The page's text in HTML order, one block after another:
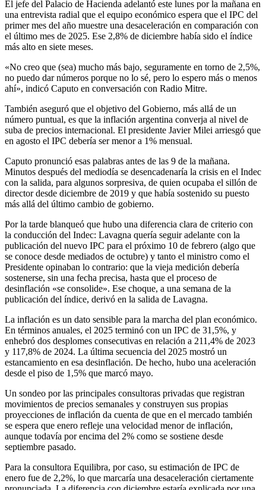
El jefe del Palacio de Hacienda adelantó este lunes por la mañana en
una entrevista radial que el equipo económico espera que el IPC del
primer mes del año muestre una desaceleración en comparación con
el último mes de 2025. Ese 2,8% de diciembre había sido el índice
más alto en siete meses.
«No creo que (sea) mucho más bajo, seguramente en torno de 2,5%,
no puedo dar números porque no lo sé, pero lo espero más o menos
ahí», indicó Caputo en conversación con Radio Mitre.
También aseguró que el objetivo del Gobierno, más allá de un
número puntual, es que la inflación argentina converja al nivel de
suba de precios internacional. El presidente Javier Milei arriesgó que
en agosto el IPC debería ser menor a 1% mensual.
Caputo pronunció esas palabras antes de las 9 de la mañana.
Minutos después del mediodía se desencadenaría la crisis en el Indec
con la salida, para algunos sorpresiva, de quien ocupaba el sillón de
director desde diciembre de 2019 y que había sostenido su puesto
más allá del último cambio de gobierno.
Por la tarde blanqueó que hubo una diferencia clara de criterio con
la conducción del Indec: Lavagna quería seguir adelante con la
publicación del nuevo IPC para el próximo 10 de febrero (algo que
se conoce desde mediados de octubre) y tanto el ministro como el
Presidente opinaban lo contrario: que la vieja medición debería
sostenerse, sin una fecha precisa, hasta que el proceso de
desinflación «se consolide». Ese choque, a una semana de la
publicación del índice, derivó en la salida de Lavagna.
La inflación es un dato sensible para la marcha del plan económico.
En términos anuales, el 2025 terminó con un IPC de 31,5%, y
enhebró dos desplomes consecutivas en relación a 211,4% de 2023
y 117,8% de 2024. La última secuencia del 2025 mostró un
estancamiento en esa desinflación. De hecho, hubo una aceleración
desde el piso de 1,5% que marcó mayo.
Un sondeo por las principales consultoras privadas que registran
movimientos de precios semanales y construyen sus propias
proyecciones de inflación da cuenta de que en el mercado también
se espera que enero refleje una velocidad menor de inflación,
aunque todavía por encima del 2% como se sostiene desde
septiembre pasado.
Para la consultora Equilibra, por caso, su estimación de IPC de
enero fue de 2,2%, lo que marcaría una desaceleración ciertamente